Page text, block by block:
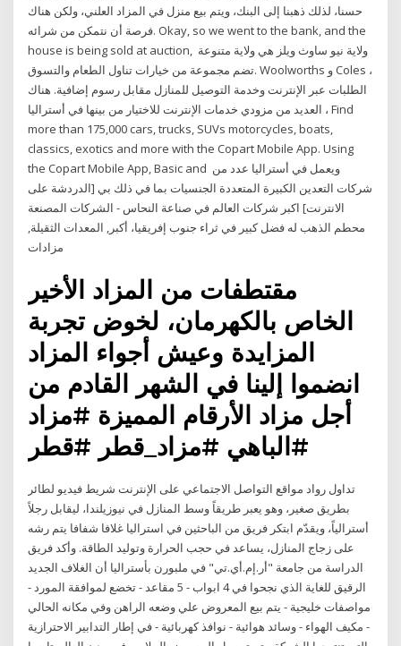
حسنا، لذلك ذهبنا إلى البنك، ويتم بيع منزل في المزاد العلني، ولكن هناك
فرصة أن نتمكن من شرائه. Okay, so we went to the bank, and the
house is being sold at auction, ولاية نيو ساوث ويلز هي ولاية متنوعة
تضم مجموعة من خيارات تناول الطعام والتسوق. Woolworths و Coles ،
الطلبات عبر الإنترنت وخدمة التوصيل للمنازل مقابل رسوم إضافية. هناك
العديد من مزودي خدمات الإنترنت للاختيار من بينها في أستراليا ، Find
more than 175,000 cars, trucks, SUVs motorcycles, boats,
classics, exotics and more with the Copart Mobile App. Using
the Copart Mobile App, Basic and ويعمل في أستراليا عدد من
شركات التعدين الكبيرة المتعددة الجنسيات بما في ذلك بي [الدردشة على
الانترنت] اكبر شركات العالم في صناعة النحاس - الشركات المصنعة
محطم الذهب له فضل كبير في ثراء جنوب إفريقيا، أكبر, المعدات الثقيلة,
مزادات
مقتطفات من المزاد الأخير
الخاص بالكهرمان، لخوض تجربة
المزايدة وعيش أجواء المزاد
انضموا إلينا في الشهر القادم من
أجل مزاد الأرقام المميزة #مزاد
تداول رواد مواقع التواصل الاجتماعي على الإنترنت شريط فيديو لطائر
بطريق صغير، وهو يعبر طريقاً وسط المنازل في نيوزيلندا، ليقابل رجلاً
أسترالياً، ويقدّم ابتكر فريق من الباحثين في استراليا غلافا شفافا يتم رشه
على زجاج المنازل، يساعد في حجب الحرارة وتوليد الطاقة. وأكد فريق
الدراسة من جامعة "أر.إم.أي.تي" في ملبورن بأستراليا أن الغلاف الجديد
الرقيق للغاية الذي نجحوا في 4 ابواب - 5 مقاعد - تخضع لموافقة المورد -
مواصفات خليجية - يتم بيع المعروض علي وضعه الراهن وفي مكانه الحالي
- مكيف الهواء - وسائد هوائية - نوافذ كهربائية - في إطار التدابير الاحترازية